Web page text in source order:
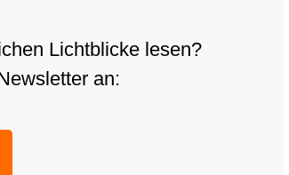
Lichtblicke lesen?
an: